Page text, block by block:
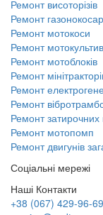
Ремонт висоторізів
Ремонт
Ремонт мотокоси
Ремонт
Ремонт мотоблоків
Ремонт
Ремонт
Ремонт
Ремонт
Ремонт мотопомп
Ремонт двигунів
Соціальні мережі
Наші Контакти
+38 (067) 429-96-69